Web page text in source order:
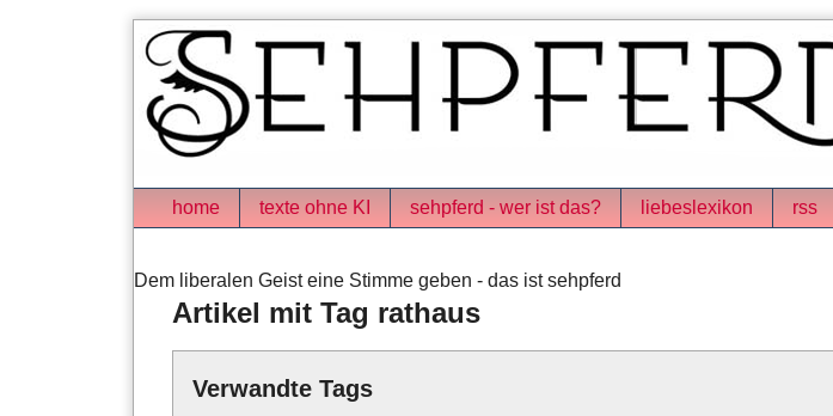
Navigation
home texte ohne KI sehpferd - wer ist das? liebeslexikon rss
Dem liberalen Geist eine Stimme geben - das ist sehpferd
Artikel mit Tag rathaus
Verwandte Tags